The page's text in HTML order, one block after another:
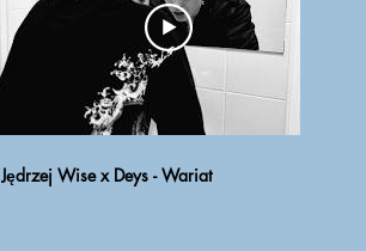
Jędrzej Wise x Deys - Wariat